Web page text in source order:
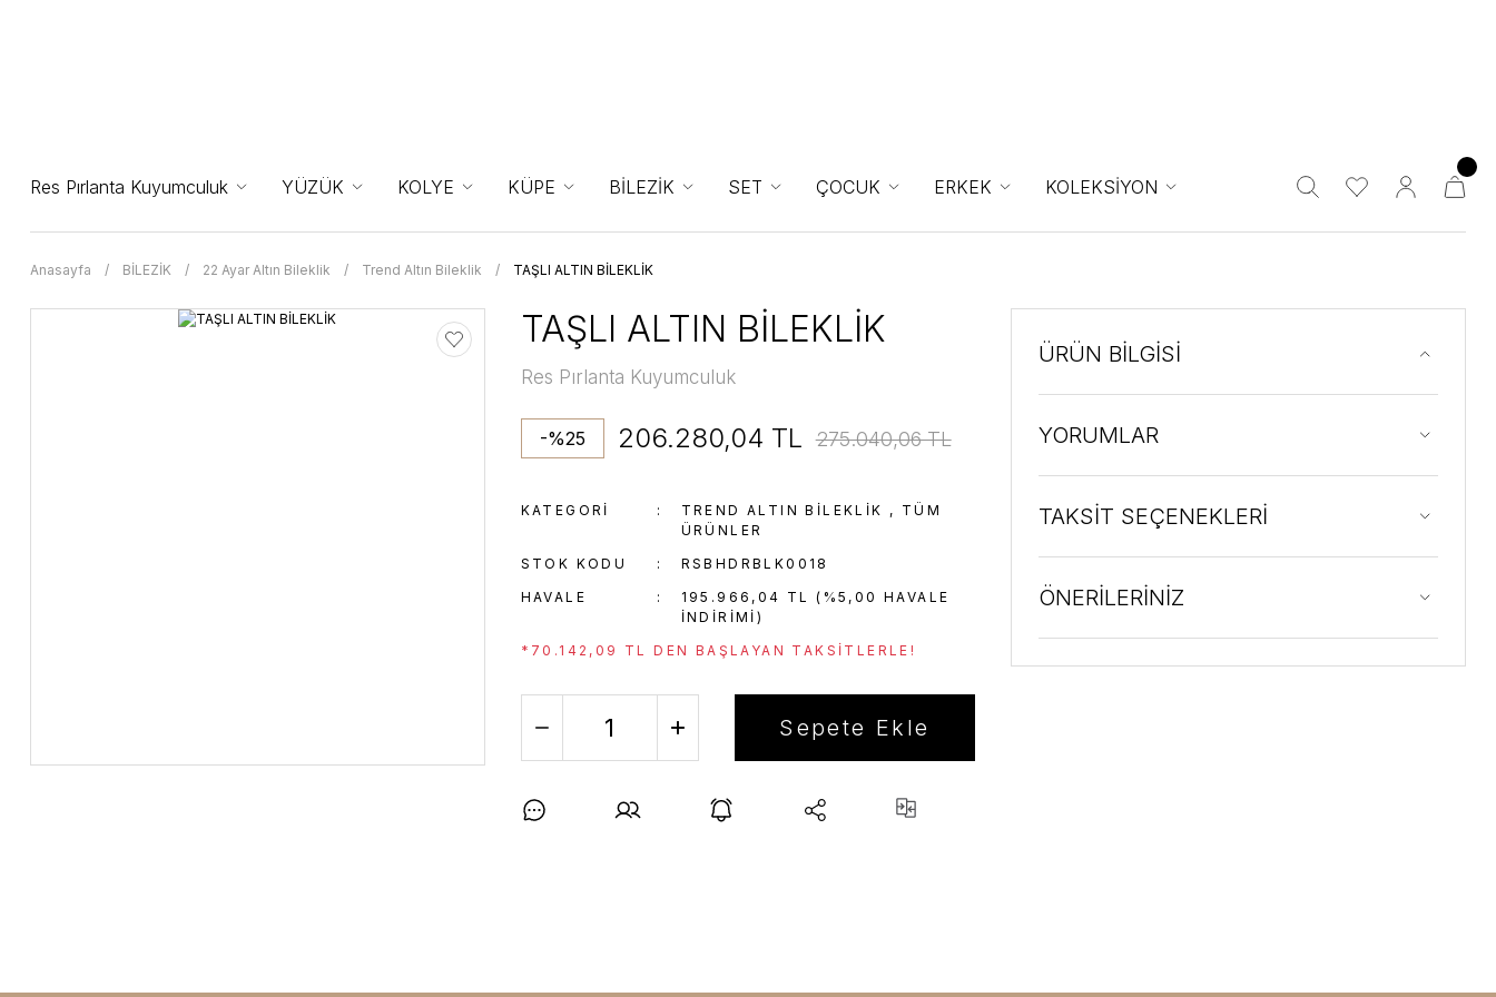
Res Pırlanta Kuyumculuk YÜZÜK KOLYE KÜPE BİLEZİK SET ÇOCUK ERKEK KOLEKSİYON
Anasayfa BİLEZİK 22 Ayar Altın Bileklik Trend Altın Bileklik TAŞLI ALTIN BİLEKLİK
TAŞLI ALTIN BİLEKLİK
Res Pırlanta Kuyumculuk
-%25 206.280,04 TL 275.040,06 TL
KATEGORI TREND ALTIN BILEKLIK , TÜM
ÜRÜNLER
STOK KODU
RSBHDRBLK0018
HAVALE
195.966,04 TL (%5,00 HAVALE
INDIRIMI)
*70.142,09 TL DEN BAŞLAYAN TAKSITLERLE!
Sepete Ekle
ÜRÜN BİLGİSİ
YORUMLAR
TAKSİT SEÇENEKLERİ
ÖNERİLERİNİZ